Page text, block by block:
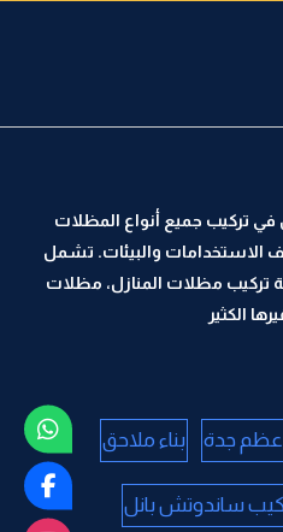
تركيب جميع أنواع المظلات
الاستخدامات والبيئات. تشمل
تركيب مظلات المنازل، مظلات
الكثير
عظم جدة بناء ملاحق
ساندوتش بانل